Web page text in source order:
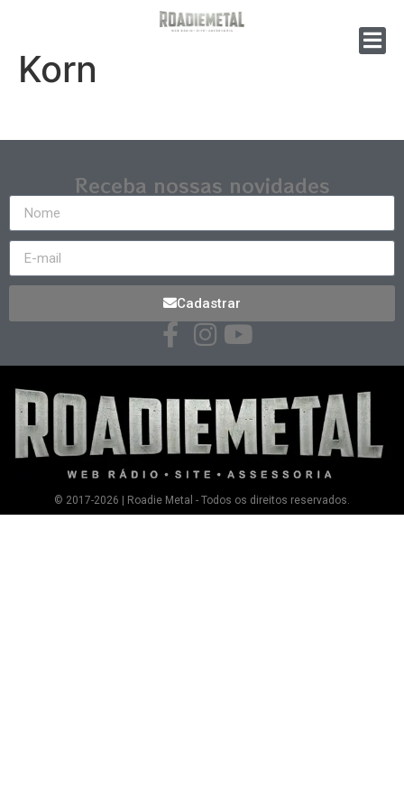
Korn
Receba nossas novidades
Cadastrar
© 2017-2026 | Roadie Metal - Todos os direitos reservados.